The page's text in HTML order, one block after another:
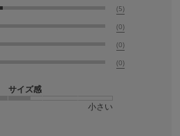
(5)
(0)
(0)
(0)
サイズ感
小さい